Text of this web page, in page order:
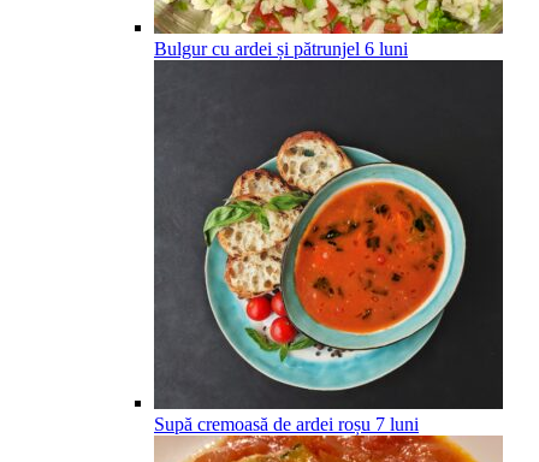
Bulgur cu ardei și pătrunjel 6 luni
Supă cremoasă de ardei roșu 7 luni